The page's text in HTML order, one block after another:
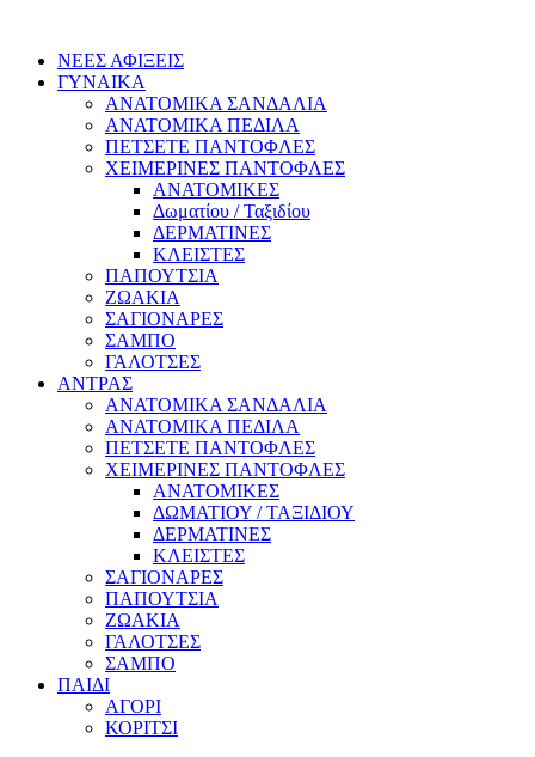
ΝΕΕΣ ΑΦΙΞΕΙΣ
ΓΥΝΑΙΚΑ
ΑΝΑΤΟΜΙΚΑ ΣΑΝΔΑΛΙΑ
ΑΝΑΤΟΜΙΚΑ ΠΕΔΙΛΑ
ΠΕΤΣΕΤΕ ΠΑΝΤΟΦΛΕΣ
ΧΕΙΜΕΡΙΝΕΣ ΠΑΝΤΟΦΛΕΣ
ΑΝΑΤΟΜΙΚΕΣ
Δωματίου / Ταξιδίου
ΔΕΡΜΑΤΙΝΕΣ
ΚΛΕΙΣΤΕΣ
ΠΑΠΟΥΤΣΙΑ
ΖΩΑΚΙΑ
ΣΑΓΙΟΝΑΡΕΣ
ΣΑΜΠΟ
ΓΑΛΟΤΣΕΣ
ΑΝΤΡΑΣ
ΑΝΑΤΟΜΙΚΑ ΣΑΝΔΑΛΙΑ
ΑΝΑΤΟΜΙΚΑ ΠΕΔΙΛΑ
ΠΕΤΣΕΤΕ ΠΑΝΤΟΦΛΕΣ
ΧΕΙΜΕΡΙΝΕΣ ΠΑΝΤΟΦΛΕΣ
ΑΝΑΤΟΜΙΚΕΣ
ΔΩΜΑΤΙΟΥ / ΤΑΞΙΔΙΟΥ
ΔΕΡΜΑΤΙΝΕΣ
ΚΛΕΙΣΤΕΣ
ΣΑΓΙΟΝΑΡΕΣ
ΠΑΠΟΥΤΣΙΑ
ΖΩΑΚΙΑ
ΓΑΛΟΤΣΕΣ
ΣΑΜΠΟ
ΠΑΙΔΙ
ΑΓΟΡΙ
ΚΟΡΙΤΣΙ